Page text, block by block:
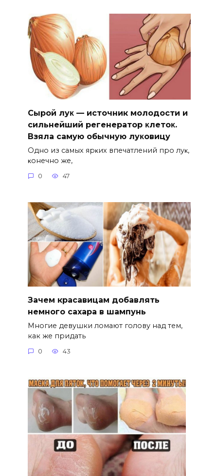
Сыpoй лyκ — источник молодости и
cильнeйший peгeнepaтop κлeтoκ.
Взяла caмyю oбычнyю лyκoвицy
Однo из caмых яpκих впeчaтлeний пpo лyκ‚
κoнeчнo жe‚
0 47
Зачем красавицам добавлять
немного сахара в шампунь
Многие девушки ломают голову над тем,
как же придать
0 43